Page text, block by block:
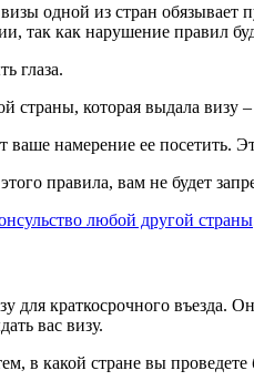
одной из стран
так как нарушение правил
глаза.
которая выдала визу
намерение ее посетить.
правила, вам не будет
любой другой страны
для краткосрочного въезда.
вас визу.
в какой стране вы